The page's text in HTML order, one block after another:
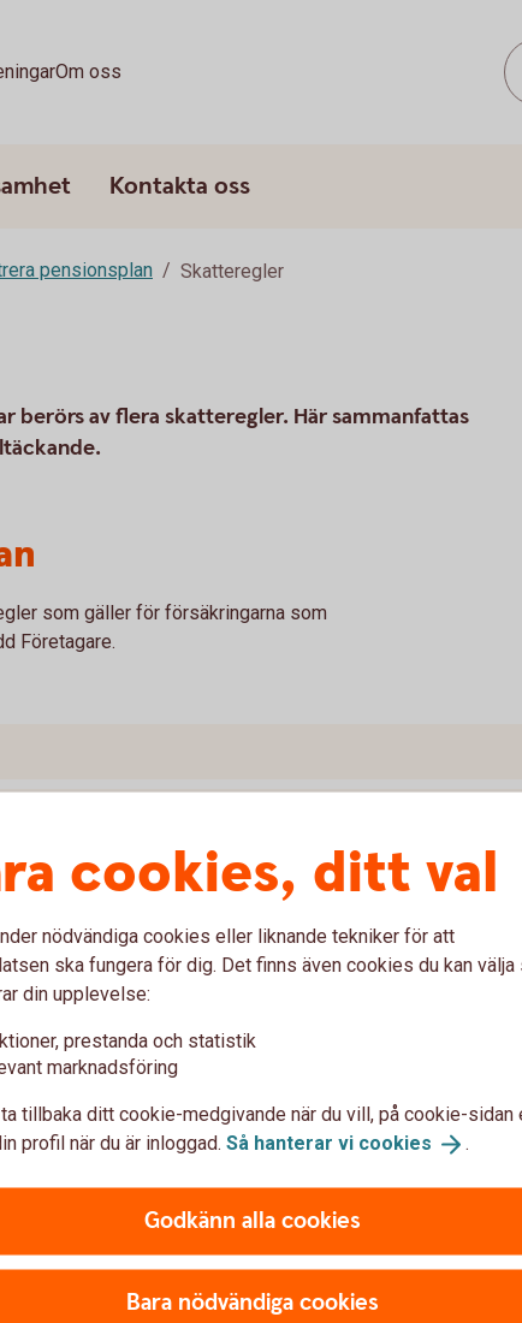
Om oss
Kontakta oss
pensionsplan Skatteregler
berörs av flera skatteregler. Här sammanfattas
som gäller för försäkringarna som
Företagare.
godkänna cookies för Funktioner, prestanda och statistik.
cookies, ditt val
nödvändiga cookies eller liknande tekniker för att
ska fungera för dig. Det finns även cookies du kan välja
din upplevelse:
prestanda och statistik
marknadsföring
ta tillbaka ditt cookie-medgivande när du vill, på cookie-sidan
profil när du är inloggad. Så hanterar vi cookies .
Godkänn alla cookies
Bara nödvändiga cookies